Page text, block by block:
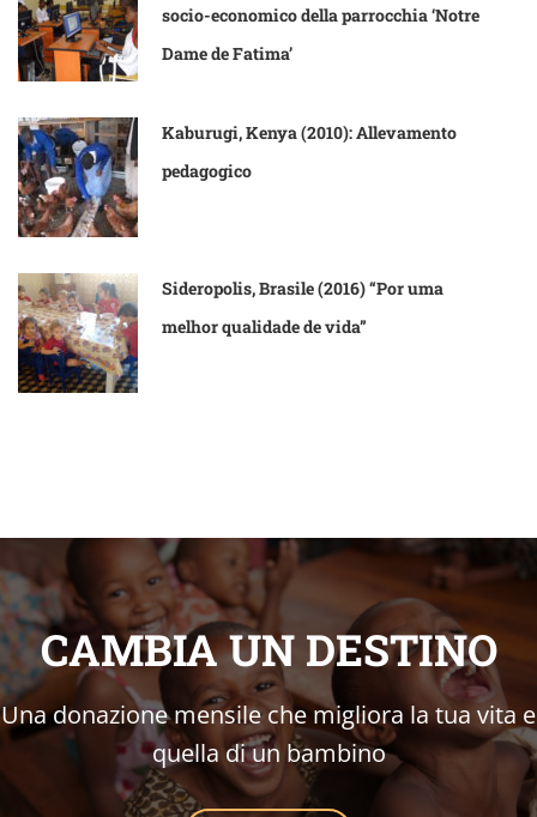
socio-economico della parrocchia ‘Notre
Dame de Fatima’
Kaburugi, Kenya (2010): Allevamento
pedagogico
Sideropolis, Brasile (2016) “Por uma
melhor qualidade de vida”
CAMBIA UN DESTINO
Una donazione mensile che migliora la tua vita e
quella di un bambino